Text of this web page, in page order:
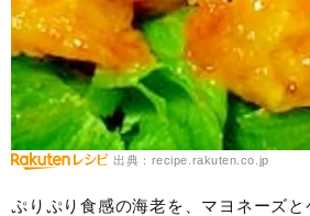
出典：recipe.rakuten.co.jp
ぷりぷり食感の海老を、マヨネーズ